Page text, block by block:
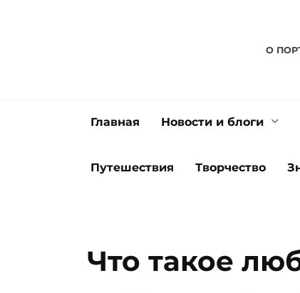
О
Главная Новости и блоги
Путешествия Творчество
Что такое